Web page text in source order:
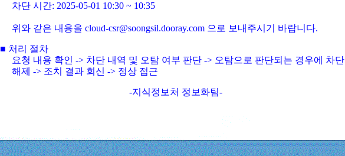
차단 시간: 2025-05-01 10:30 ~ 10:35
위와 같은 내용을 cloud-csr@soongsil.dooray.com 으로 보내주시기 바랍니다.
■ 처리 절차
요청 내용 확인 -> 차단 내역 및 오탐 여부 판단 -> 오탐으로 판단되는 경우에 차단
해제 -> 조치 결과 회신 -> 정상 접근
-지식정보처 정보화팀-